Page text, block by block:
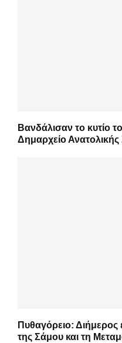
Βανδάλισαν το κυτίο
Δημαρχείο
Πυθαγόρειο:
της Σάμου και τη